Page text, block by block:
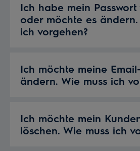
Ich habe mein Passwort
oder möchte es ändern.
ich vorgehen?
Ich möchte meine
ändern. Wie muss ich
Ich möchte mein
löschen. Wie muss ich